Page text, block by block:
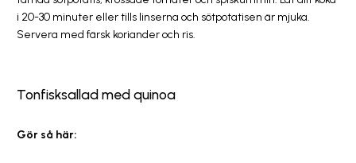
i 20-30 minuter eller tills linserna och sötpotatisen är mjuka.
Servera med färsk koriander och ris.
Tonfisksallad med quinoa
Gör så här: